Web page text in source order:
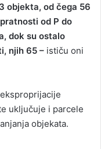
objekta, od čega 56
od P do
dok su ostalo
njih 65 – ističu oni
uključuje i parcele
objekata.